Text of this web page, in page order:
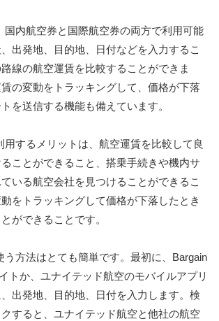
国内航空券と国際航空券の両方で利用可能
出発地、目的地、日付などを入力するこ
線の航空運賃を比較することができま
の変動をトラッキングして、価格が下落
を送信する機能も備えています。
用するメリットは、航空運賃を比較して良
ことができること、搭乗手続きや機内サ
いる航空会社を見つけることができるこ
をトラッキングして価格が下落したとき
ができることです。
う方法はとても簡単です。最初に、Bargain
トか、ユナイテッド航空のモバイルアプリ
出発地、目的地、日付を入力します。検
すると、ユナイテッド航空と他社の航空